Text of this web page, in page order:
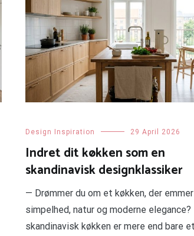
Design Inspiration 29 April 2026
Indret dit køkken som en
skandinavisk designklassiker
— Drømmer du om et køkken, der
simpelhed, natur og moderne elegance?
skandinavisk køkken er mere end bare